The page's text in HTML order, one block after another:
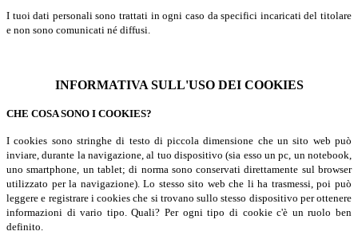
I tuoi dati personali sono trattati in ogni caso da specifici incaricati del titolare
e non sono comunicati né diffusi.
INFORMATIVA SULL'USO DEI COOKIES
CHE COSA SONO I COOKIES?
I cookies sono stringhe di testo di piccola dimensione che un sito web può
inviare, durante la navigazione, al tuo dispositivo (sia esso un pc, un notebook,
uno smartphone, un tablet; di norma sono conservati direttamente sul browser
utilizzato per la navigazione). Lo stesso sito web che li ha trasmessi, poi può
leggere e registrare i cookies che si trovano sullo stesso dispositivo per ottenere
informazioni di vario tipo. Quali? Per ogni tipo di cookie c'è un ruolo ben
definito.